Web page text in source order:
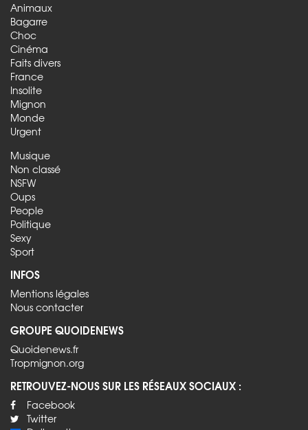
Animaux
Bagarre
Choc
Cinéma
Faits divers
France
Insolite
Mignon
Monde
Urgent
Musique
Non classé
NSFW
Oups
People
Politique
Sexy
Sport
INFOS
Mentions légales
Nous contacter
GROUPE QUOIDENEWS
Quoidenews.fr
Tropmignon.org
RETROUVEZ-NOUS SUR LES RÉSEAUX SOCIAUX :
Facebook
Twitter